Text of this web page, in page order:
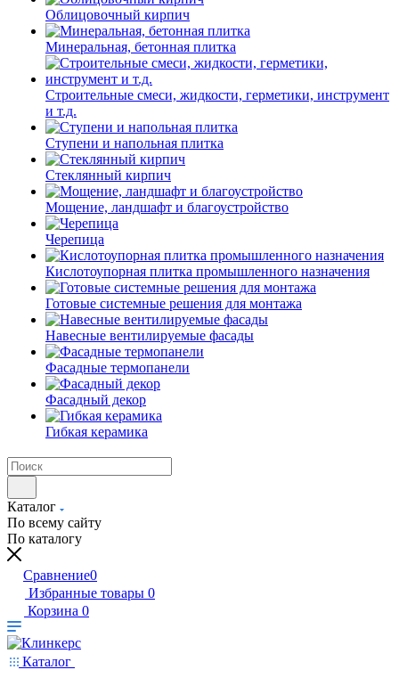
Облицовочный кирпич
Минеральная, бетонная плитка
Строительные смеси, жидкости, герметики, инструмент
и т.д.
Ступени и напольная плитка
Cтеклянный кирпич
Мощение, ландшафт и благоустройство
Черепица
Кислотоупорная плитка промышленного назначения
Готовые системные решения для монтажа
Навесные вентилируемые фасады
Фасадные термопанели
Фасадный декор
Гибкая керамика
Каталог
По всему сайту
По каталогу
Сравнение0
Избранные товары 0
Корзина 0
Каталог